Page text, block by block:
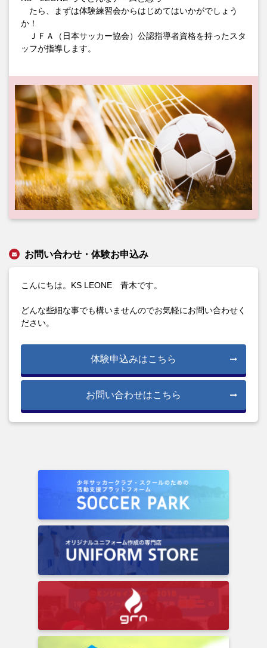
たら、まずは体験練習会からはじめてはいかがでしょう
か！
ＪＦＡ（日本サッカー協会）公認指導者資格を持ったスタ
ッフが指導します。
お問い合わせ・体験お申込み
こんにちは。KS LEONE 青木です。
どんな些細な事でも構いませんのでお気軽にお問い合わせく
ださい。
体験申込みはこちら
お問い合わせはこちら